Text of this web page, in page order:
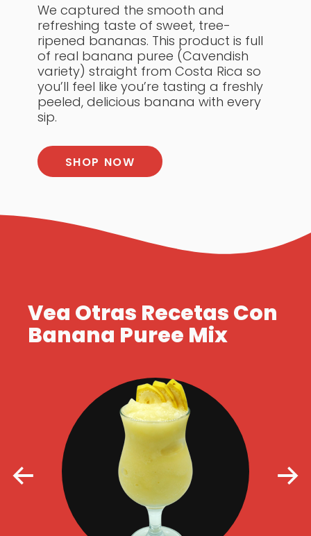
We captured the smooth and
refreshing taste of sweet, tree-
ripened bananas. This product is full
of real banana puree (Cavendish
variety) straight from Costa Rica so
you’ll feel like you’re tasting a freshly
peeled, delicious banana with every
sip.
SHOP NOW
Vea Otras Recetas Con
Banana Puree Mix